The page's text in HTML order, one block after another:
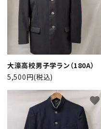
大濠高校男子学ラン（180A）
5,500円(税込)
favorite
キーワード
カテゴリー